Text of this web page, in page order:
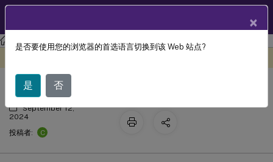
Profile Management Profile Management 2407
启用大型文件处理
September 12,
2024
投稿者:
C
×
是否要使用您的浏览器的首选语言切换到该 Web 站点?
是 否